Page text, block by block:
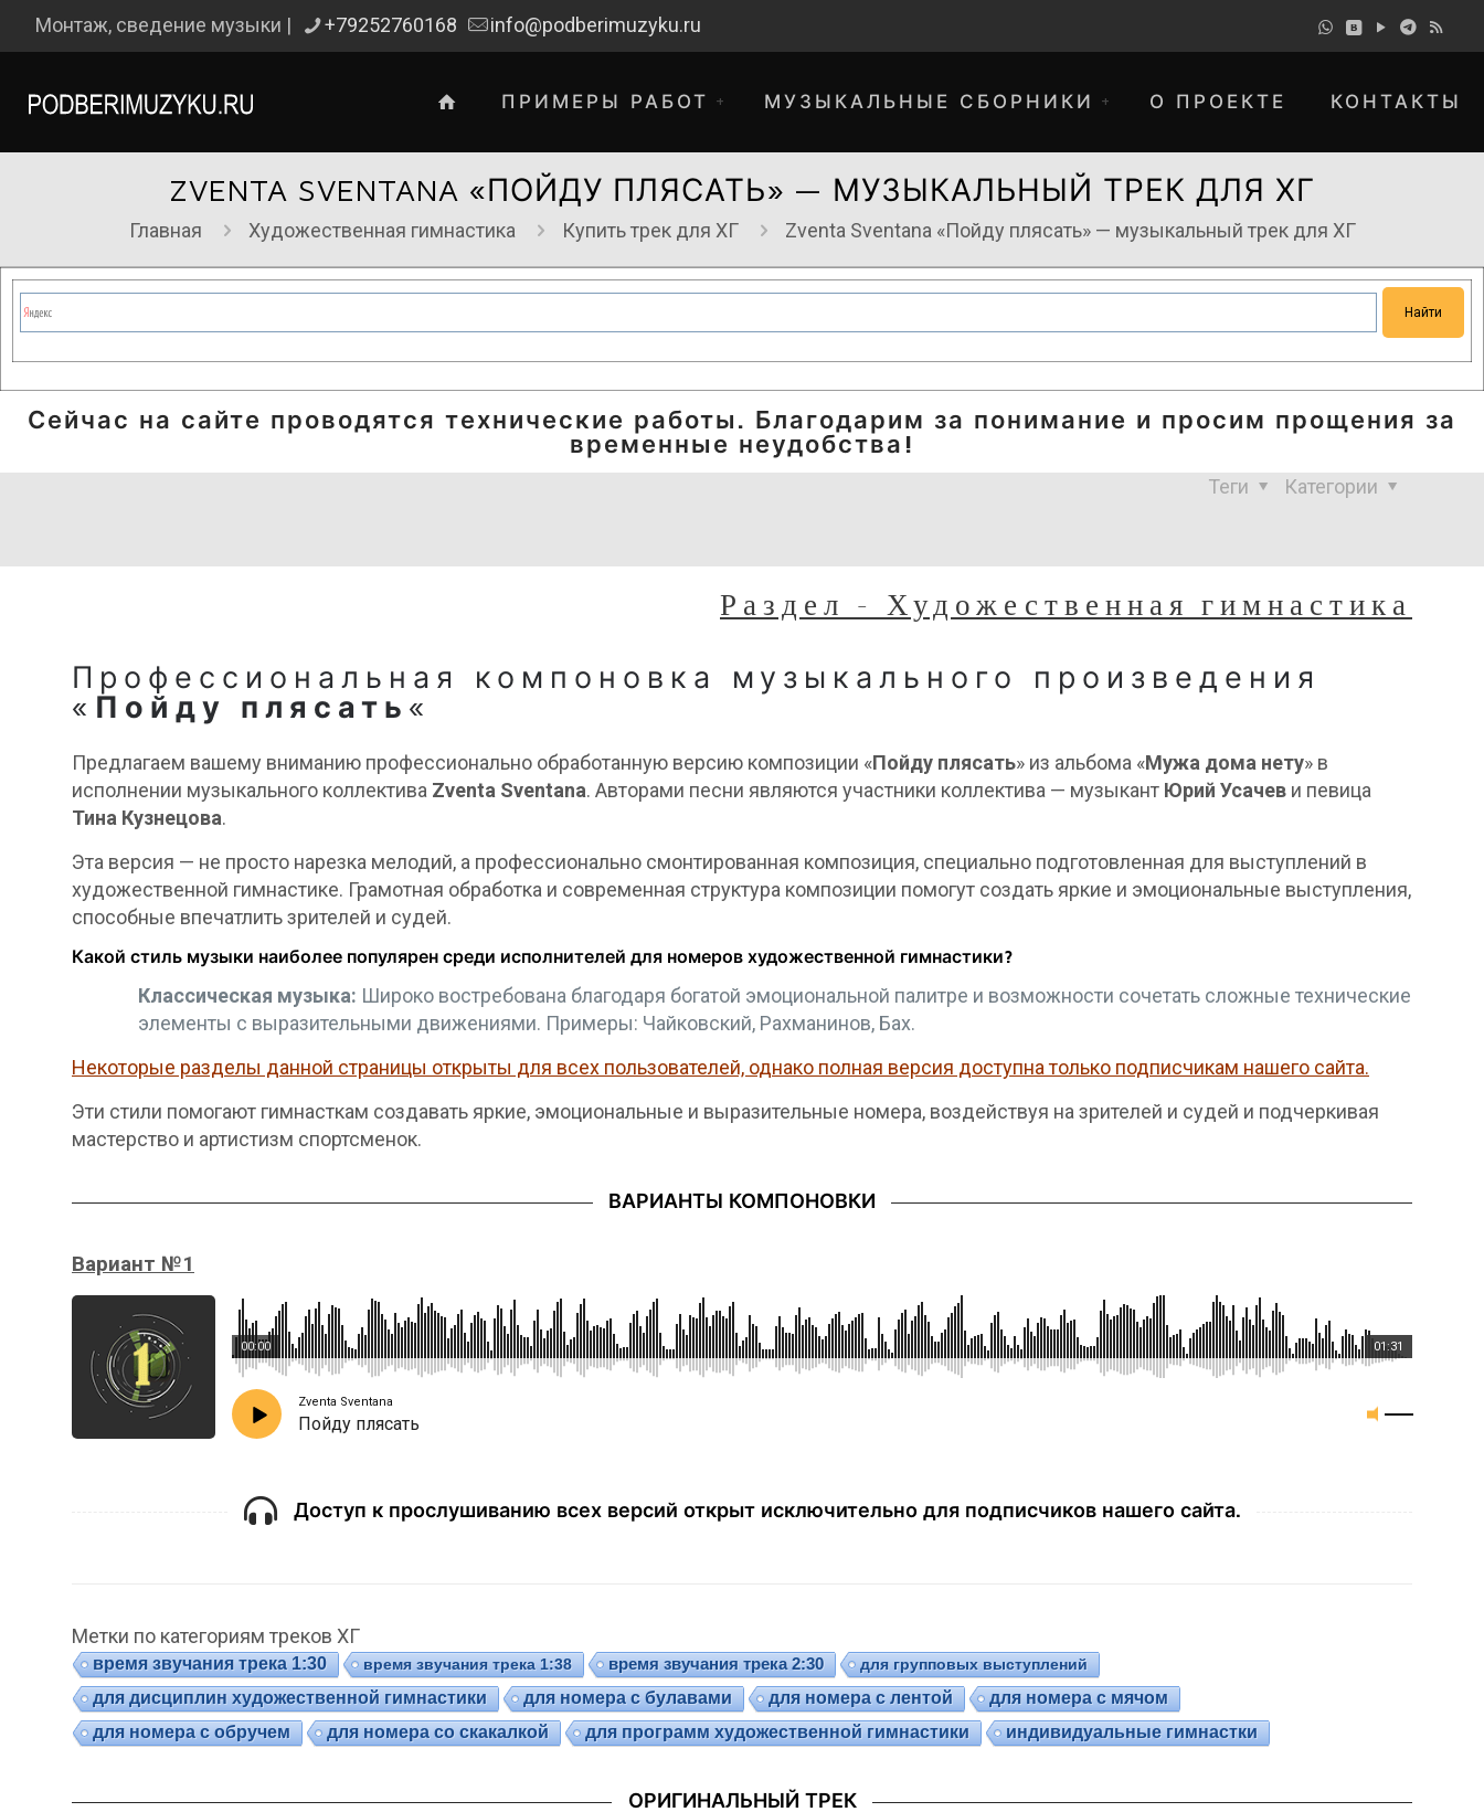
Монтаж, сведение музыки | +79252760168 info@podberimuzyku.ru
ПРИМЕРЫ РАБОТ МУЗЫКАЛЬНЫЕ СБОРНИКИ О ПРОЕКТЕ КОНТАКТЫ
ZVENTA SVENTANA «ПОЙДУ ПЛЯСАТЬ» — МУЗЫКАЛЬНЫЙ ТРЕК ДЛЯ ХГ
Главная Художественная гимнастика Купить трек для ХГ Zventa Sventana «Пойду плясать» — музыкальный трек для ХГ
Сейчас на сайте проводятся технические работы. Благодарим за понимание и просим прощения за
временные неудобства!
Категории
Теги
Раздел - Художественная гимнастика
Профессиональная компоновка музыкального произведения
« Пойду плясать «
Предлагаем вашему вниманию профессионально обработанную версию композиции «Пойду плясать» из альбома «Мужа дома нету» в
исполнении музыкального коллектива Zventa Sventana. Авторами песни являются участники коллектива — музыкант Юрий Усачев и певица
Тина Кузнецова.
Эта версия — не просто нарезка мелодий, а профессионально смонтированная композиция, специально подготовленная для выступлений в
художественной гимнастике. Грамотная обработка и современная структура композиции помогут создать яркие и эмоциональные выступления,
способные впечатлить зрителей и судей.
Какой стиль музыки наиболее популярен среди исполнителей для номеров художественной гимнастики?
Классическая музыка: Широко востребована благодаря богатой эмоциональной палитре и возможности сочетать сложные технические
элементы с выразительными движениями. Примеры: Чайковский, Рахманинов, Бах.
Некоторые разделы данной страницы открыты для всех пользователей, однако полная версия доступна только подписчикам нашего сайта.
Эти стили помогают гимнасткам создавать яркие, эмоциональные и выразительные номера, воздействуя на зрителей и судей и подчеркивая
мастерство и артистизм спортсменок.
ВАРИАНТЫ КОМПОНОВКИ
Вариант №1
01:31
00:00
Zventa Sventana
Пойду плясать
Доступ к прослушиванию всех версий открыт исключительно для подписчиков нашего сайта.
Метки по категориям треков ХГ
время звучания трека 1:30 время звучания трека 1:38 время звучания трека 2:30 для групповых выступлений
для дисциплин художественной гимнастики для номера с булавами для номера с лентой
для номера с мячом
для номера с обручем
для номера со скакалкой для программ художественной гимнастики индивидуальные гимнастки
ОРИГИНАЛЬНЫЙ ТРЕК